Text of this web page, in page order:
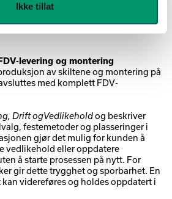
Ikke tillat
av størrelser, høyder og avstander
levering og montering
av skiltene og montering på
med komplett FDV-
Drift ogVedlikeholdog beskriver
festemetoder og plasseringer i
gjør det mulig for kunden å
vedlikehold eller oppdatere
å starte prosessen på nytt. For
gir dette trygghet og sporbarhet. En
videreføres og holdes oppdatert i